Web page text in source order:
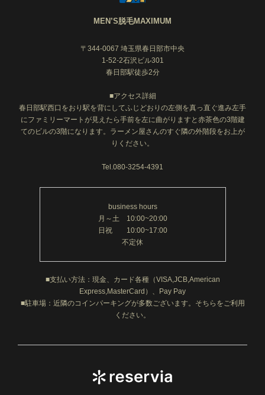
MEN’S脱毛MAXIMUM
〒344-0067 埼玉県春日部市中央
1-52-2石沢ビル301
春日部駅徒歩2分
■アクセス詳細
春日部駅西口をおり駅を背にしてふじどおりの左側を真っ直ぐ進み左手
にファミリーマートが見えたら手前を左に曲がりますと赤茶色の3階建
てのビルの3階になります。ラーメン屋さんのすぐ隣の外階段をお上が
りください。
Tel.080-3254-4391
business hours
月～土 10:00~20:00
日祝 10:00~17:00
不定休
■支払い方法：現金、カード各種（VISA,JCB,American
Express,MasterCard）、Pay Pay
■駐車場：近隣のコインパーキングが多数ございます。そちらをご利用
ください。